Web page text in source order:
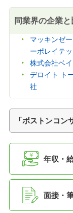
同業界の企業
マッキンゼ
ーポレイテ
株式会社ベ
デロイト ト
社
「ボストンコ
年収・
面接・